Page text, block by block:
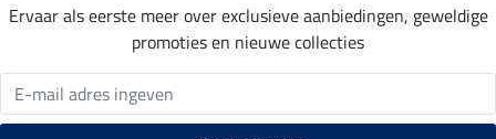
Ervaar als eerste meer over exclusieve aanbiedingen, geweldige
promoties en nieuwe collecties